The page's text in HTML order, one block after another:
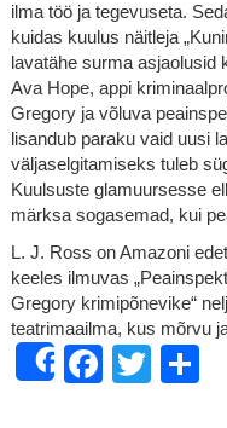
ilma töö ja tegevuseta.
kuidas kuulus näitleja
lavatähe surma asjaolusid
Ava Hope, appi
Gregory ja võluva
lisandub paraku vaid uusi
väljaselgitamiseks tuleb
Kuulsuste glamuursesse
märksa sogasemad, kui
L. J. Ross on Amazoni
keeles ilmuvas
Gregory krimipõnevike“
teatrimaailma, kus mõrvu
Share